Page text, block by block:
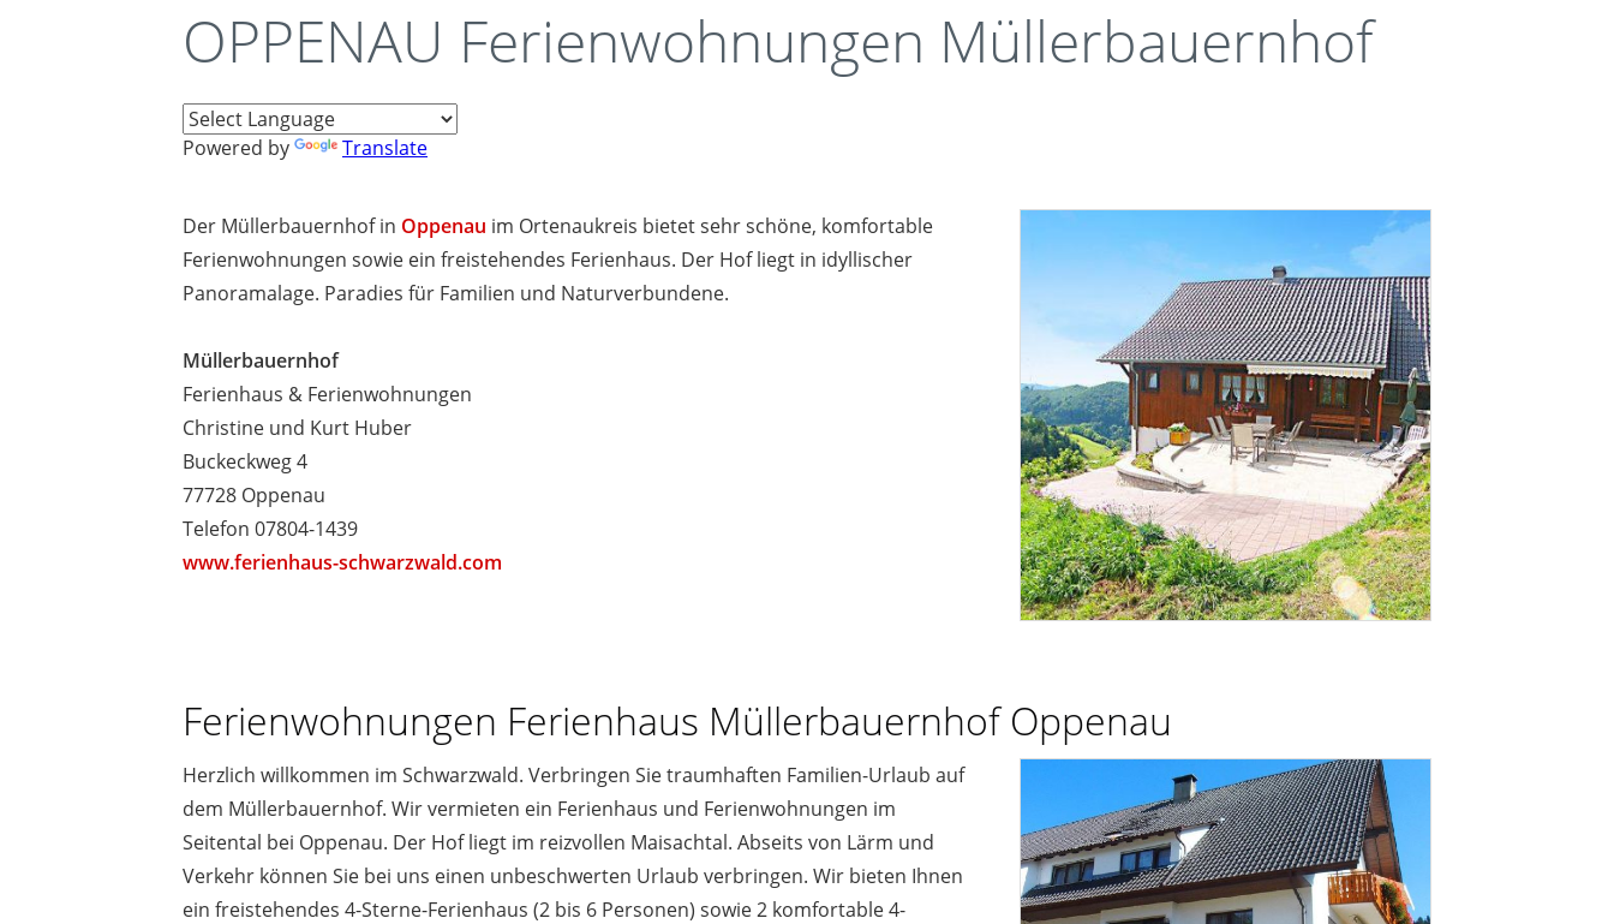
OPPENAU Ferienwohnungen Müllerbauernhof
Powered by Translate
Der Müllerbauernhof in Oppenau im Ortenaukreis bietet sehr schöne, komfortable
Ferienwohnungen sowie ein freistehendes Ferienhaus. Der Hof liegt in idyllischer
Panoramalage. Paradies für Familien und Naturverbundene.
Müllerbauernhof
Ferienhaus & Ferienwohnungen
Christine und Kurt Huber
Buckeckweg 4
77728 Oppenau
Telefon 07804-1439
www.ferienhaus-schwarzwald.com
Ferienwohnungen Ferienhaus Müllerbauernhof Oppenau
Herzlich willkommen im Schwarzwald. Verbringen Sie traumhaften Familien-Urlaub auf
dem Müllerbauernhof. Wir vermieten ein Ferienhaus und Ferienwohnungen im
Seitental bei Oppenau. Der Hof liegt im reizvollen Maisachtal. Abseits von Lärm und
Verkehr können Sie bei uns einen unbeschwerten Urlaub verbringen. Wir bieten Ihnen
ein freistehendes 4-Sterne-Ferienhaus (2 bis 6 Personen) sowie 2 komfortable 4-